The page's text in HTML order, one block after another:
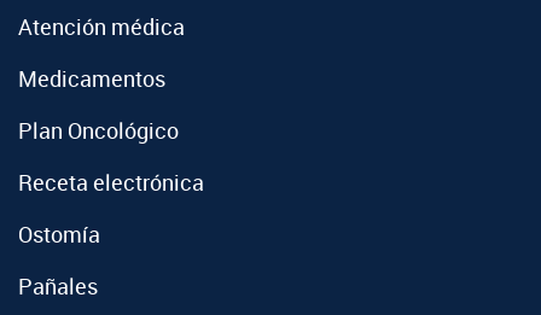
Atención médica
Medicamentos
Plan Oncológico
Receta electrónica
Ostomía
Pañales